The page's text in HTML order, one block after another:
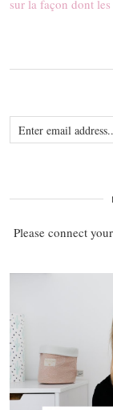
sur la façon dont
Please connect